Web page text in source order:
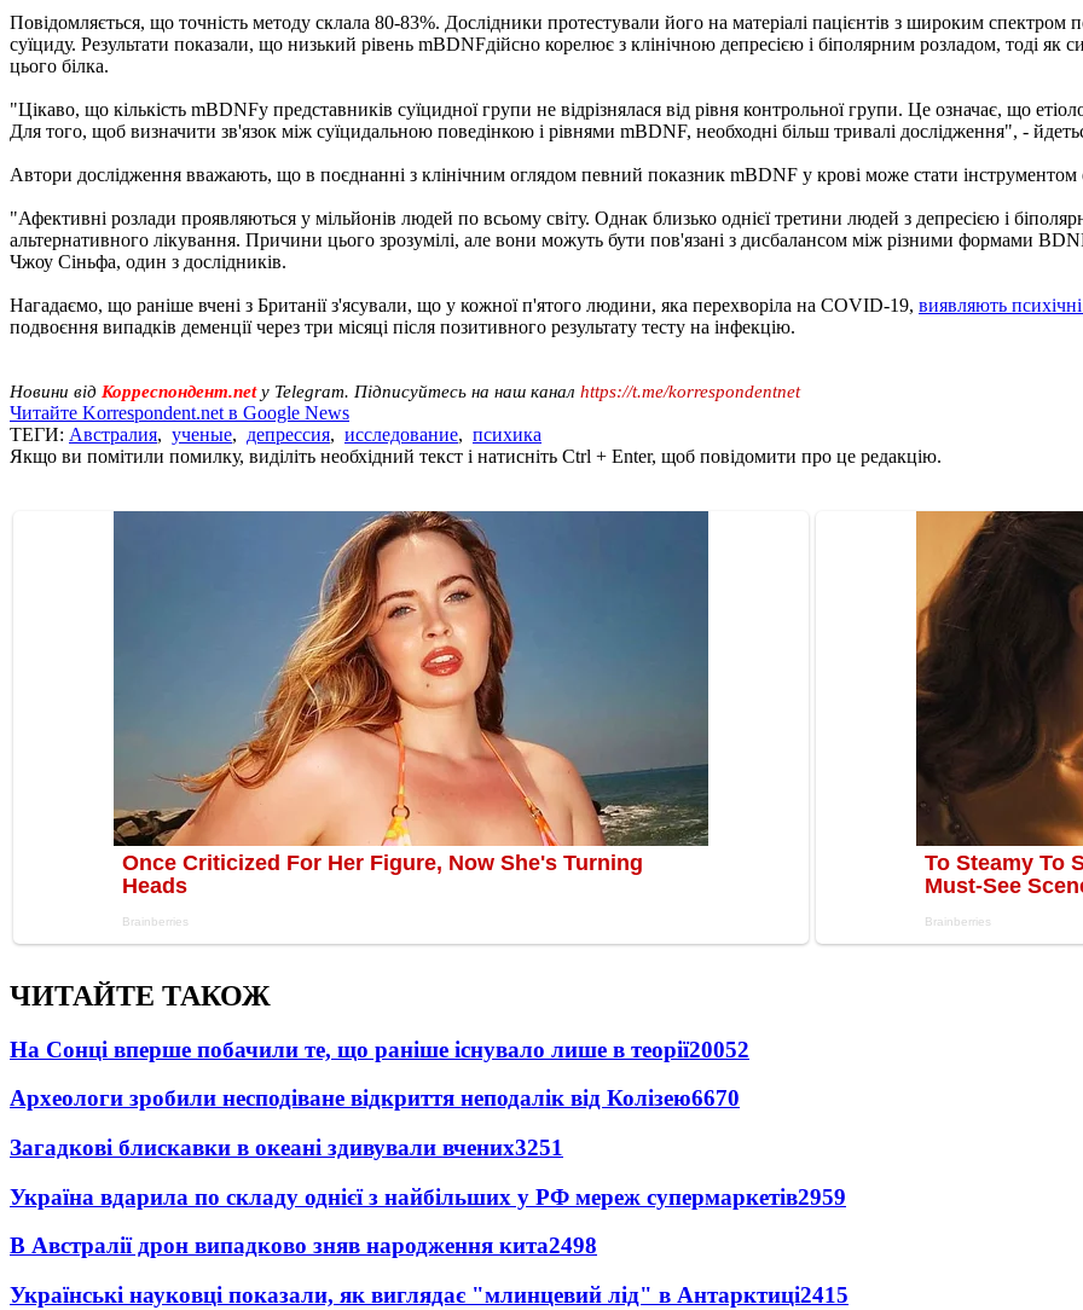
Повідомляється, що точність методу склала 80-83%. Дослідники протестували його на матеріалі пацієнтів з широким спектром
суїциду. Результати показали, що низький рівень mBDNFдійсно корелює з клінічною депресією і біполярним розладом, тоді як
цього білка.
"Цікаво, що кількість mBDNFу представників суїцидної групи не відрізнялася від рівня контрольної групи. Це означає, що
Для того, щоб визначити зв'язок між суїцидальною поведінкою і рівнями mBDNF, необходні більш тривалі дослідження", -
Автори дослідження вважають, що в поєднанні з клінічним оглядом певний показник mBDNF у крові може стати інструментом
"Афективні розлади проявляються у мільйонів людей по всьому світу. Однак близько однієї третини людей з депресією і
альтернативного лікування. Причини цього зрозумілі, але вони можуть бути пов'язані з дисбалансом між різними формами
Чжоу Сіньфа, один з дослідників.
Нагадаємо, що раніше вчені з Британії з'ясували, що у кожної п'ятого людини, яка перехворіла на COVID-19, виявляють
подвоєння випадків деменції через три місяці після позитивного результату тесту на інфекцію.
Новини від Корреспондент.netу Telegram. Підписуйтесь на наш канал https://t.me/korrespondentnet
Читайте Korrespondent.net в Google News
ТЕГИ: Австралия, ученые, депрессия, исследование, психика
Якщо ви помітили помилку, виділіть необхідний текст і натисніть Ctrl + Enter, щоб повідомити про це редакцію.
ЧИТАЙТЕ ТАКОЖ
На Сонці вперше побачили те, що раніше існувало лише в теорії20052
Археологи зробили несподіване відкриття неподалік від Колізею6670
Загадкові блискавки в океані здивували вчених3251
Україна вдарила по складу однієї з найбільших у РФ мереж супермаркетів2959
В Австралії дрон випадково зняв народження кита2498
Українські науковці показали, як виглядає "млинцевий лід" в Антарктиці2415